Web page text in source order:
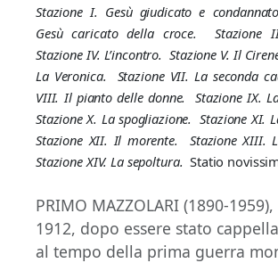
Stazione I. Gesù giudicato e
Gesù caricato della croce. Stazione
Stazione IV. L’incontro. Stazione V. Il
La Veronica. Stazione VII. La seconda
VIII. Il pianto delle donne. Stazione IX.
Stazione X. La spogliazione. Stazione XI.
Stazione XII. Il morente. Stazione XIII.
Stazione XIV. La sepoltura.Statio
PRIMO MAZZOLARI (1890-
1912, dopo essere stato
al tempo della prima guerra